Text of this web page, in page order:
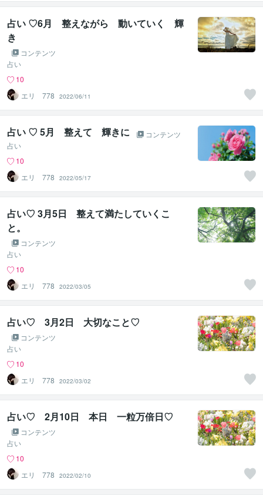
占い ♡6月 整えながら 動いていく 輝
き
コンテンツ
占い
10
エリ 778
2022/06/11
占い ♡ 5月 整えて 輝きに
コンテンツ
占い
10
エリ 778
2022/05/17
占い♡ 3月5日 整えて満たしていくこ
と。
コンテンツ
占い
10
エリ 778
2022/03/05
占い♡ 3月2日 大切なこと♡
コンテンツ
占い
10
エリ 778
2022/03/02
占い♡ 2月10日 本日 一粒万倍日♡
コンテンツ
占い
10
エリ 778
2022/02/10